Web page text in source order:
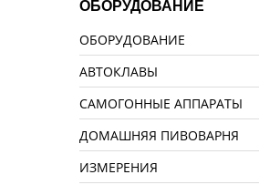
ОБОРУДОВАНИЕ
ОБОРУДОВАНИЕ
АВТОКЛАВЫ
САМОГОННЫЕ АППАРАТЫ
ДОМАШНЯЯ ПИВОВАРНЯ
ИЗМЕРЕНИЯ